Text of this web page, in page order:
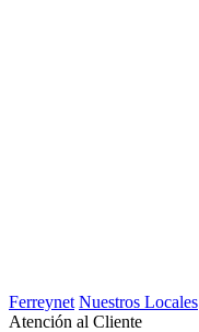
Ferreynet Nuestros Locales
Atención al Cliente